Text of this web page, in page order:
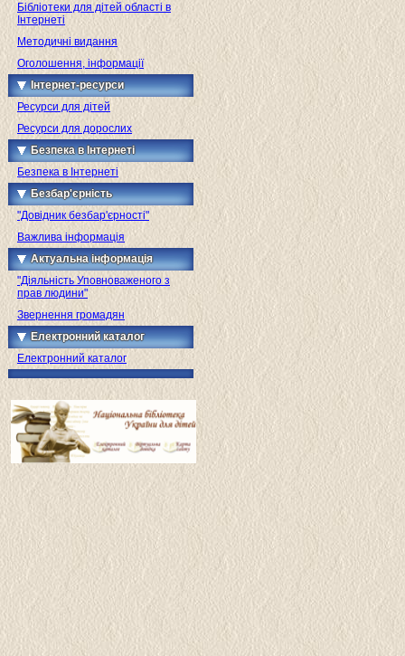
Бібліотеки для дітей області в
Інтернеті
Методичні видання
Оголошення, інформації
Інтернет-ресурси
Ресурси для дітей
Ресурси для дорослих
Безпека в Інтернеті
Безпека в Інтернеті
Безбар'єрність
"Довідник безбар'єрності"
Важлива інформація
Актуальна інформація
"Діяльність Уповноваженого з
прав людини"
Звернення громадян
Електронний каталог
Електронний каталог